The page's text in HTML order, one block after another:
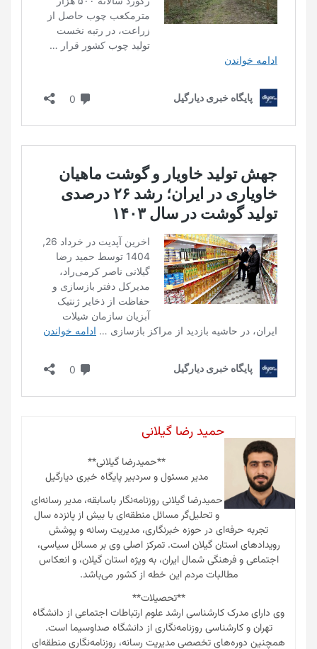
حمید رضا گیلانی
**حمیدرضا گیلانی**
مدیر مسئول و سردبیر پایگاه خبری دیارگیل
حمیدرضا گیلانی روزنامه‌نگار باسابقه، مدیر رسانه‌ای
و تحلیل‌گر مسائل منطقه‌ای با بیش از پانزده سال
تجربه حرفه‌ای در حوزه خبرنگاری، مدیریت رسانه و پوشش
رویدادهای استان گیلان است. تمرکز اصلی وی بر مسائل سیاسی،
اجتماعی و فرهنگی شمال ایران، به ویژه استان گیلان، و انعکاس
مطالبات مردم این خطه از کشور می‌باشد.
**تحصیلات**
وی دارای مدرک کارشناسی ارشد علوم ارتباطات اجتماعی از دانشگاه
تهران و کارشناسی روزنامه‌نگاری از دانشگاه صداوسیما است.
همچنین دوره‌های تخصصی مدیریت رسانه، روزنامه‌نگاری منطقه‌ای